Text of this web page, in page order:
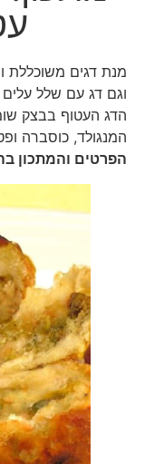
מנת דגים משוכללת
וגם דג עם שלל עלים
הדג העטוף בבצק
המנגולד, כוסברה
הפרטים והמתכון